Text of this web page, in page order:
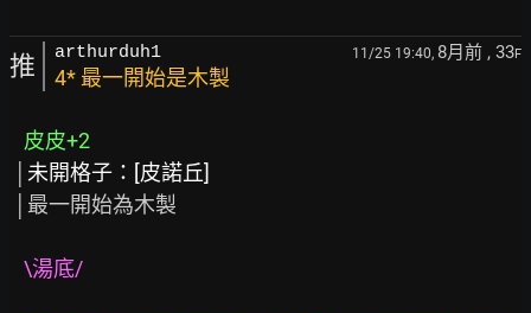
推 arthurduh1 11/25 19:40, 8月前 , 33F
4* 最一開始是木製
皮皮+2
未開格子：[皮諾丘]
\湯底/